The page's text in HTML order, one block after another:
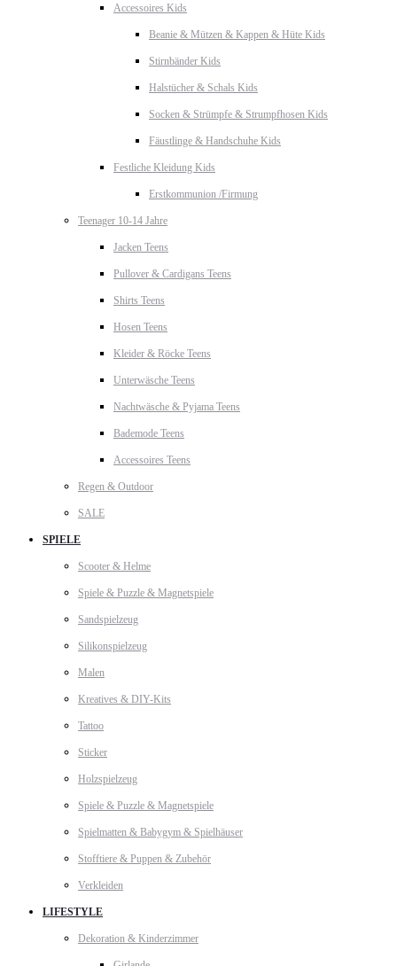
Accessoires Kids
Beanie & Mützen & Kappen & Hüte Kids
Stirnbänder Kids
Halstücher & Schals Kids
Socken & Strümpfe & Strumpfhosen Kids
Fäustlinge & Handschuhe Kids
Festliche Kleidung Kids
Erstkommunion /Firmung
Teenager 10-14 Jahre
Jacken Teens
Pullover & Cardigans Teens
Shirts Teens
Hosen Teens
Kleider & Röcke Teens
Unterwäsche Teens
Nachtwäsche & Pyjama Teens
Bademode Teens
Accessoires Teens
Regen & Outdoor
SALE
SPIELE
Scooter & Helme
Spiele & Puzzle & Magnetspiele
Sandspielzeug
Silikonspielzeug
Malen
Kreatives & DIY-Kits
Tattoo
Sticker
Holzspielzeug
Spiele & Puzzle & Magnetspiele
Spielmatten & Babygym & Spielhäuser
Stofftiere & Puppen & Zubehör
Verkleiden
LIFESTYLE
Dekoration & Kinderzimmer